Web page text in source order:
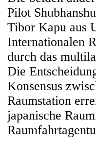
Pilot
Tibor Kapu aus
Internationalen
durch das
Die
Konsensus
Raumstation
japanische